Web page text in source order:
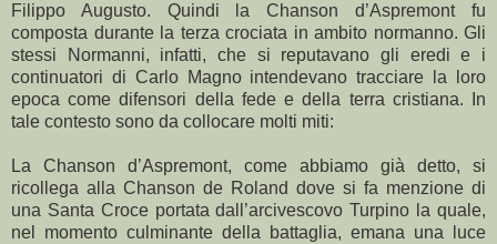
Filippo Augusto. Quindi la Chanson d’Aspremont fu
composta durante la terza crociata in ambito normanno. Gli
stessi Normanni, infatti, che si reputavano gli eredi e i
continuatori di Carlo Magno intendevano tracciare la loro
epoca come difensori della fede e della terra cristiana. In
tale contesto sono da collocare molti miti:
La Chanson d’Aspremont, come abbiamo già detto, si
ricollega alla Chanson de Roland dove si fa menzione di
una Santa Croce portata dall’arcivescovo Turpino la quale,
nel momento culminante della battaglia, emana una luce